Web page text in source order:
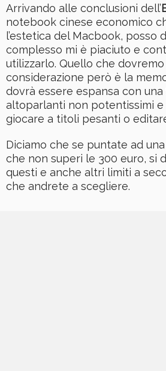
Arrivando alle conclusioni dell’
notebook cinese economico
l’estetica del Macbook, posso
complesso mi è piaciuto e
utilizzarlo. Quello che
considerazione però è la
dovrà essere espansa con una
altoparlanti non potentissimi e
giocare a titoli pesanti o
Diciamo che se puntate ad
che non superi le 300 euro, si
questi e anche altri limiti a
che andrete a scegliere.